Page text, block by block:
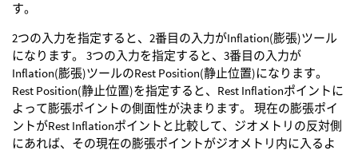
す。
2つの入力を指定すると、2番目の入力がInflation(膨張)ツール
になります。 3つの入力を指定すると、3番目の入力が
Inflation(膨張)ツールのRest Position(静止位置)になります。
Rest Position(静止位置)を指定すると、Rest Inflationポイントに
よって膨張ポイントの側面性が決まります。 現在の膨張ポイ
ントがRest Inflationポイントと比較して、ジオメトリの反対側
にあれば、その現在の膨張ポイントがジオメトリ内に入るよ